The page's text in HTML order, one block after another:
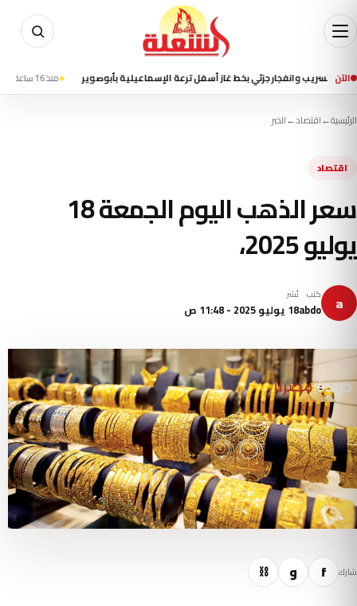
الآن
وانفجار جزئي بخط غاز أسفل ترعة الإسماعيلية بأبوصوير منذ 16 ساعة إعلام
الرئيسية←اقتصاد←الخبر
اقتصاد
سعر الذهب اليوم الجمعة 18
يوليو 2025،
a كتب
abdo
نُشر
18 يوليو 2025 - 11:48 ص
شارك f و ⛓